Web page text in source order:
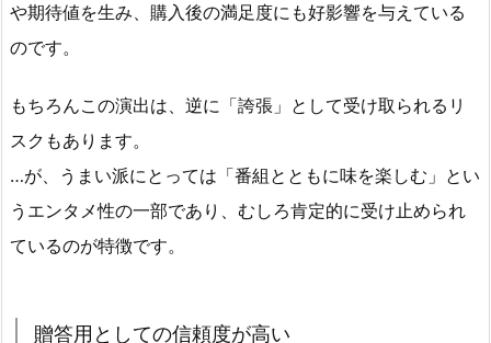
や期待値を生み、購入後の満足度にも好影響を与えている
のです。
もちろんこの演出は、逆に「誇張」として受け取られるリ
スクもあります。
…が、うまい派にとっては「番組とともに味を楽しむ」とい
うエンタメ性の一部であり、むしろ肯定的に受け止められ
ているのが特徴です。
贈答用としての信頼度が高い